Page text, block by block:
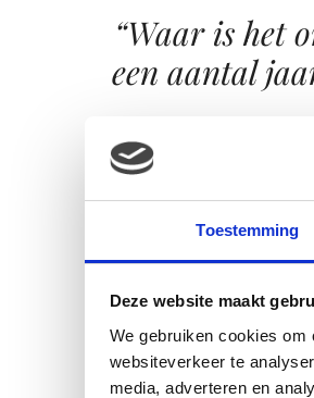
Toestemming
Deze website maakt
We gebruiken cookies om
websiteverkeer te
media, adverteren en
“Waar is het
een aantal
Waar is het onschuldige
Sinterklaasfeest is toch
ooit iemand, uit het
is in de loop der jaren
oorbellen zijn
iedereen was toch wel